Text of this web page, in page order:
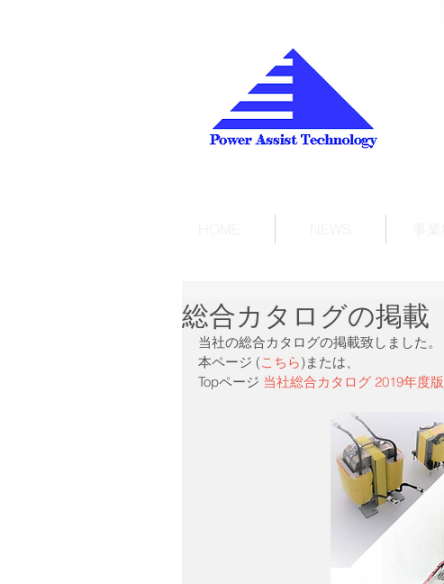
総合カタログの掲載
当社の総合カタログの掲載致しました。
本ページ (こちら)または、
Topページ 当社総合カタログ 2019年度版